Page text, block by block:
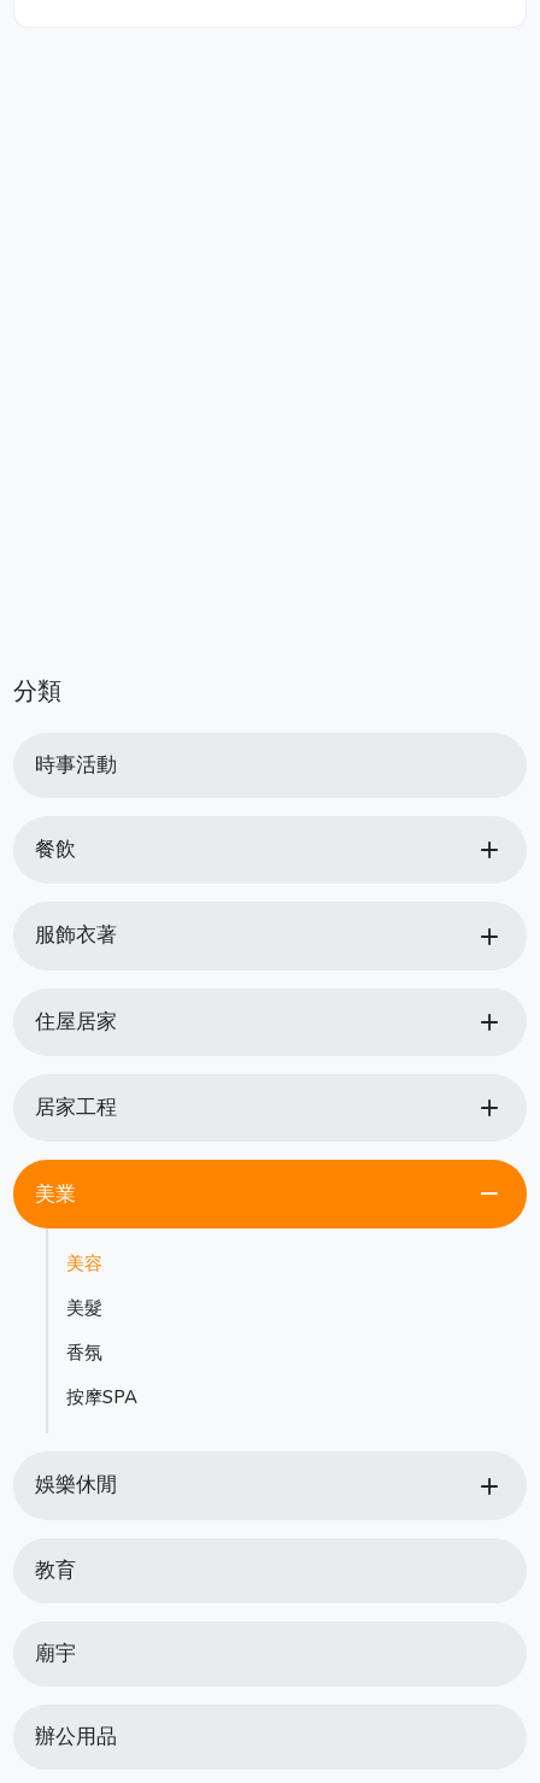
分類
時事活動
餐飲 add
服飾衣著 add
住屋居家 add
居家工程 add
美業 remove
美容
美髮
香氛
按摩SPA
娛樂休閒 add
教育
廟宇
辦公用品